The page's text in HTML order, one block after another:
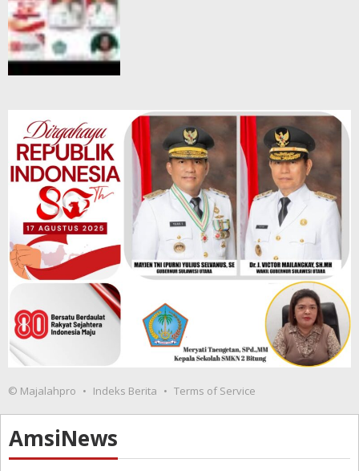
© Majalahpro Indeks Berita Terms of Service
AmsiNews